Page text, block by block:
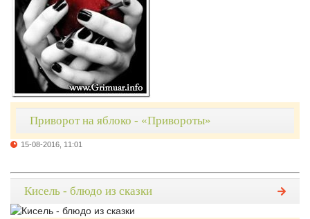
Приворот на яблоко - «Привороты»
15-08-2016, 11:01
Кисель - блюдо из сказки